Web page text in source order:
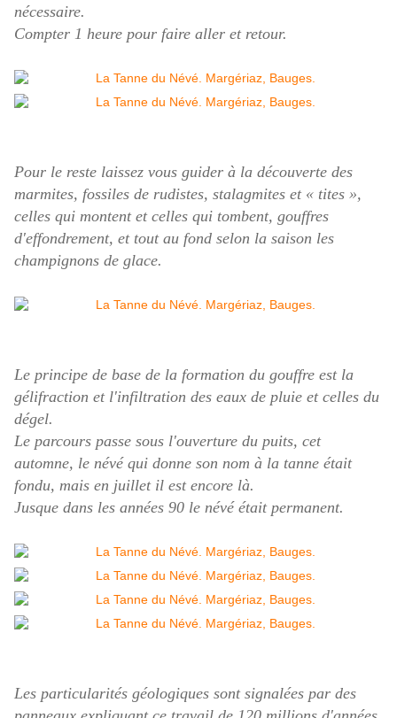
nécessaire.
Compter 1 heure pour faire aller et retour.
Pour le reste laissez vous guider à la découverte des
marmites, fossiles de rudistes, stalagmites et « tites »,
celles qui montent et celles qui tombent, gouffres
d'effondrement, et tout au fond selon la saison les
champignons de glace.
Le principe de base de la formation du gouffre est la
gélifraction et l'infiltration des eaux de pluie et celles du
dégel.
Le parcours passe sous l'ouverture du puits, cet
automne, le névé qui donne son nom à la tanne était
fondu, mais en juillet il est encore là.
Jusque dans les années 90 le névé était permanent.
Les particularités géologiques sont signalées par des